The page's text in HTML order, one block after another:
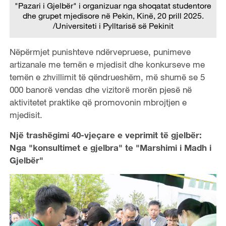
"Pazari i Gjelbër" i organizuar nga shoqatat studentore
dhe grupet mjedisore në Pekin, Kinë, 20 prill 2025.
/Universiteti i Pylltarisë së Pekinit
Nëpërmjet punishteve ndërvepruese, punimeve
artizanale me temën e mjedisit dhe konkurseve me
temën e zhvillimit të qëndrueshëm, më shumë se 5
000 banorë vendas dhe vizitorë morën pjesë në
aktivitetet praktike që promovonin mbrojtjen e
mjedisit.
Një trashëgimi 40-vjeçare e veprimit të gjelbër:
Nga "konsultimet e gjelbra" te "Marshimi i Madh i
Gjelbër"